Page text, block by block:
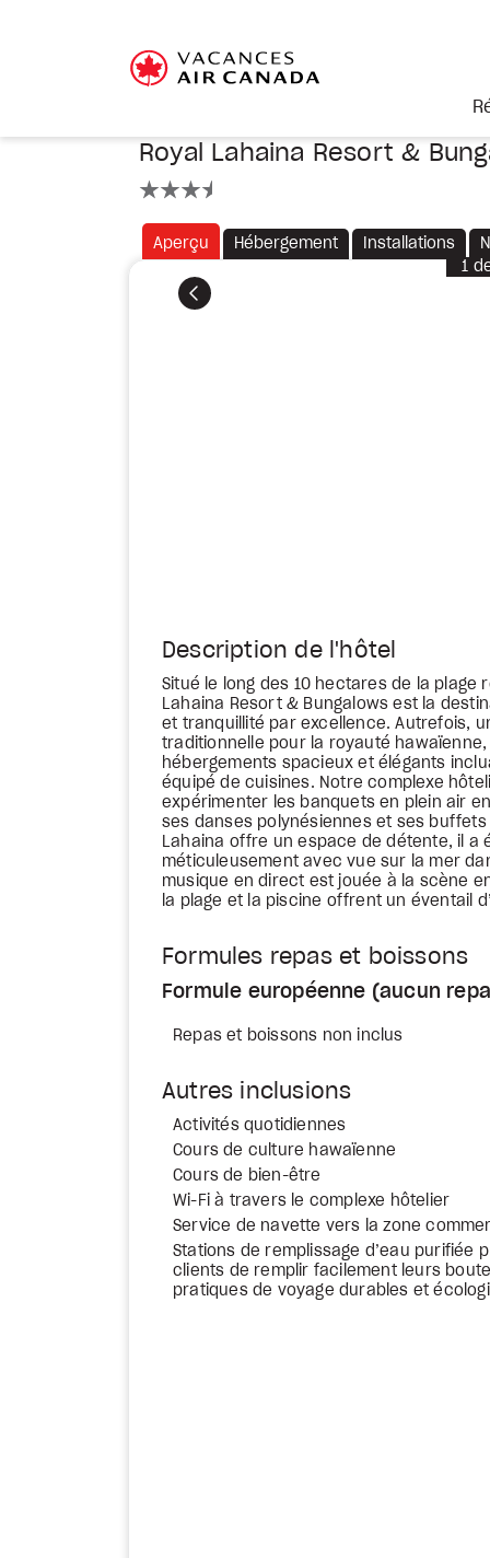
Royal Lahaina Resort &
Aperçu Hébergement Installations
Précédent
1
Description de l'hôtel
Situé le long des 10 hectares de la plage
Lahaina Resort & Bungalows est la
et tranquillité par excellence. Autrefois,
traditionnelle pour la royauté
hébergements spacieux et élégants
équipé de cuisines. Notre complexe
expérimenter les banquets en plein air
ses danses polynésiennes et ses
Lahaina offre un espace de détente, il
méticuleusement avec vue sur la mer
musique en direct est jouée à la scène
la plage et la piscine offrent un éventail
Formules repas et boissons
Formule européenne (aucun
Repas et boissons non inclus
Autres inclusions
Activités quotidiennes
Cours de culture hawaïenne
Cours de bien-être
Wi-Fi à travers le complexe hôtelier
Service de navette vers la zone
Stations de remplissage d’eau
clients de remplir facilement leurs
pratiques de voyage durables et